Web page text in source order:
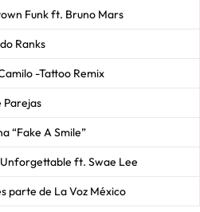
Funk ft. Bruno Mars
Ranks
-Tattoo Remix
Parejas
“Fake A Smile”
ft. Swae Lee
parte de La Voz México